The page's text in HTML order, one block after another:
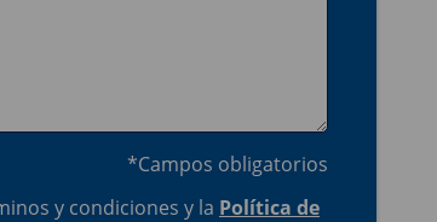
*Campos obligatorios
y condiciones y la Política de